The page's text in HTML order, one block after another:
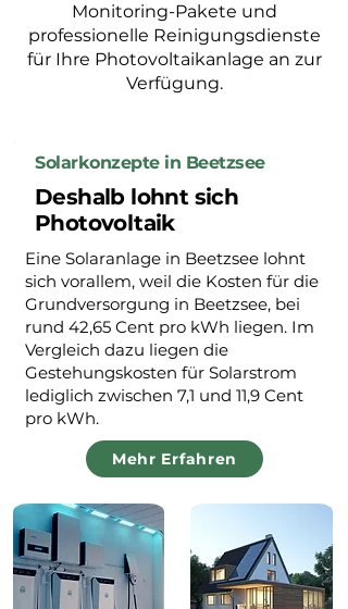
Monitoring-Pakete und
professionelle Reinigungsdienste
für Ihre Photovoltaikanlage an zur
Verfügung.
Solarkonzepte in Beetzsee
Deshalb lohnt sich
Photovoltaik
Eine Solaranlage in Beetzsee lohnt
sich vorallem, weil die Kosten für die
Grundversorgung in Beetzsee, bei
rund 42,65 Cent pro kWh liegen. Im
Vergleich dazu liegen die
Gestehungskosten für Solarstrom
lediglich zwischen 7,1 und 11,9 Cent
pro kWh.
Mehr Erfahren